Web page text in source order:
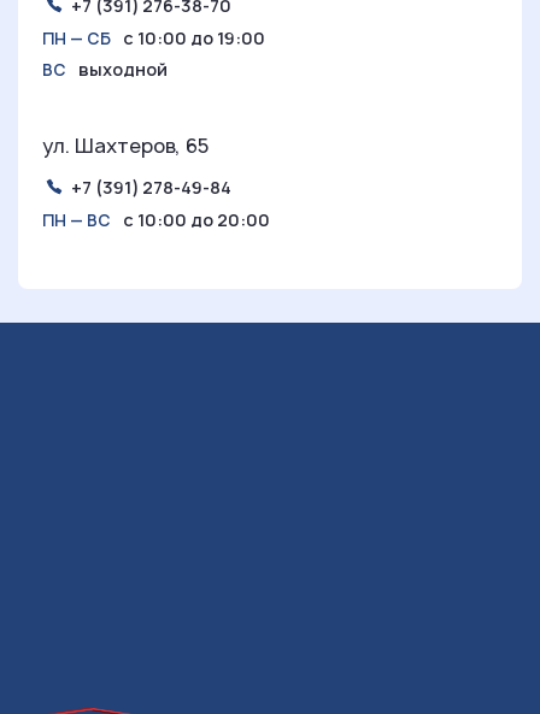
+7 (391) 276-38-70
ПН — СБ с 10:00 до 19:00
ВС выходной
ул. Шахтеров, 65
+7 (391) 278-49-84
ПН — ВС с 10:00 до 20:00